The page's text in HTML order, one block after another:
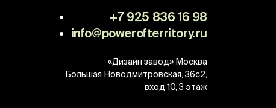
+7 925 836 16 98
info@powerofterritory.ru
«Дизайн завод» Москва
Большая Новодмитровская, 36с2,
вход 10, 3 этаж